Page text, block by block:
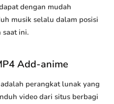
dengan mudah
musik selalu dalam posisi
ini.
Add-anime
perangkat lunak yang
video dari situs berbagi